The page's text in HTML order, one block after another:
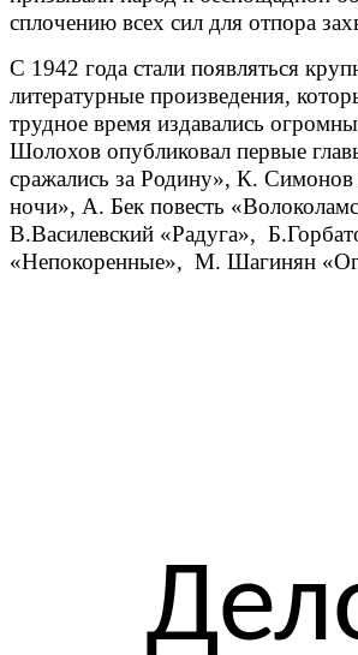
сплочению всех сил для отпора
С 1942 года стали появляться
литературные произведения,
трудное время издавались
Шолохов опубликовал первые
сражались за Родину», К.
ночи», А. Бек повесть
В.Василевский «Радуга»,
«Непокоренные», М. Шагинян